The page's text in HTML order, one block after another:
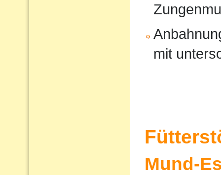
mit
Mund-